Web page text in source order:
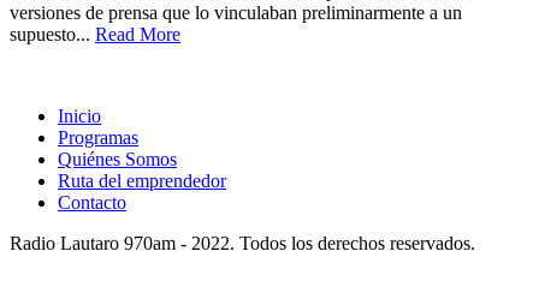
versiones de prensa que lo vinculaban preliminarmente a un
supuesto... Read More
Inicio
Programas
Quiénes Somos
Ruta del emprendedor
Contacto
Radio Lautaro 970am - 2022. Todos los derechos reservados.